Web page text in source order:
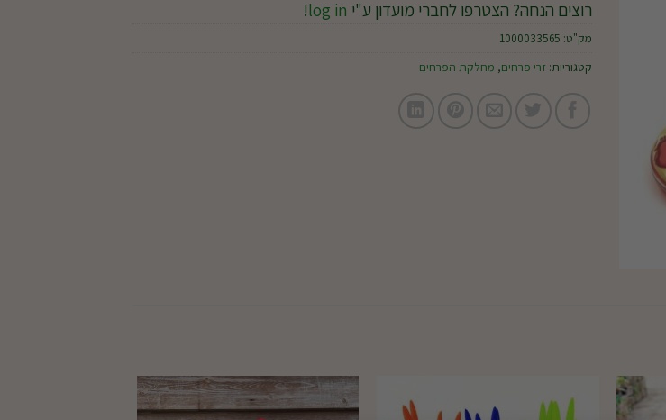
רוצים הנחה? הצטרפו לחברי מועדון ע"י log in
!
מק"ט: 1000033565
קטגוריות: זרי פרחים, מחלקת הפרחים